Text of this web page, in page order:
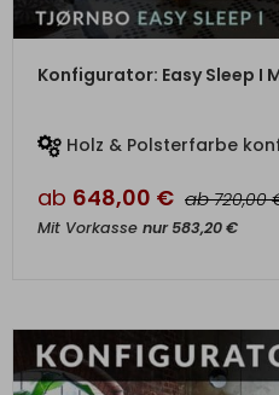
ZUM
Konfigurator: Easy Sleep I
Holz & Polsterfarbe
ab 648,00 € ab 720,00
Mit Vorkasse nur583,20€